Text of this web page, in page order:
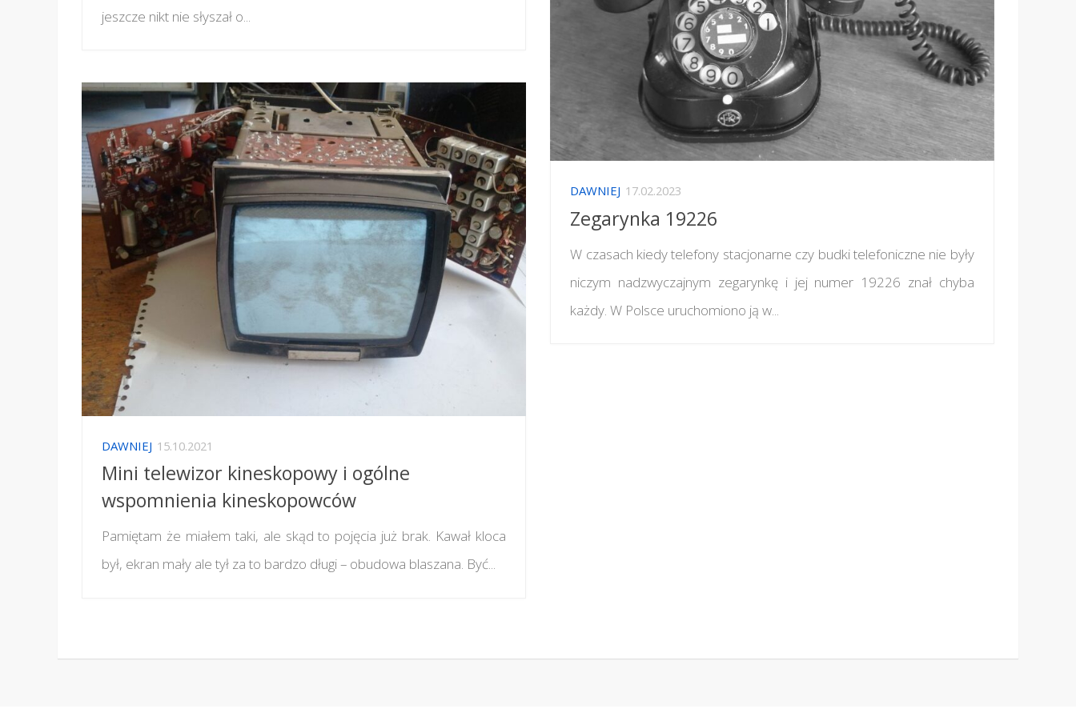
jeszcze nikt nie słyszał o...
DAWNIEJ 17.02.2023
Zegarynka 19226
W czasach kiedy telefony stacjonarne czy budki telefoniczne nie były
niczym nadzwyczajnym zegarynkę i jej numer 19226 znał chyba
każdy. W Polsce uruchomiono ją w...
DAWNIEJ 15.10.2021
Mini telewizor kineskopowy i ogólne
wspomnienia kineskopowców
Pamiętam że miałem taki, ale skąd to pojęcia już brak. Kawał kloca
był, ekran mały ale tył za to bardzo długi – obudowa blaszana. Być...